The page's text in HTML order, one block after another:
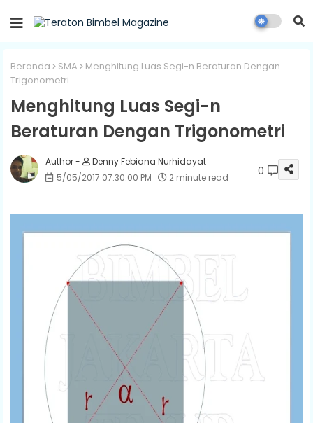
Beranda SMA
Menghitung Luas Segi-n Beraturan Dengan
Trigonometri
Menghitung Luas Segi-n
Beraturan Dengan Trigonometri
Denny Febiana Nurhidayat
5/05/2017 07:30:00 PM
2 minute read 0